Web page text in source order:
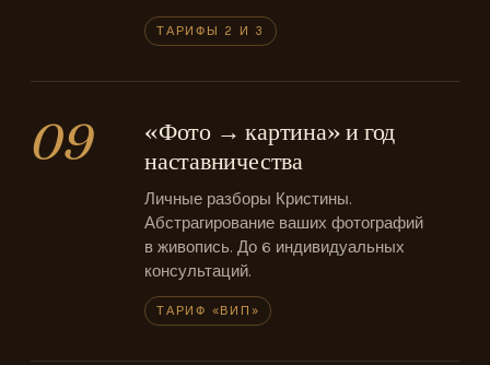
ТАРИФЫ 2 И 3
09
«Фото → картина» и год
наставничества
Личные разборы Кристины.
Абстрагирование ваших фотографий
в живопись. До 6 индивидуальных
консультаций.
ТАРИФ «ВИП»